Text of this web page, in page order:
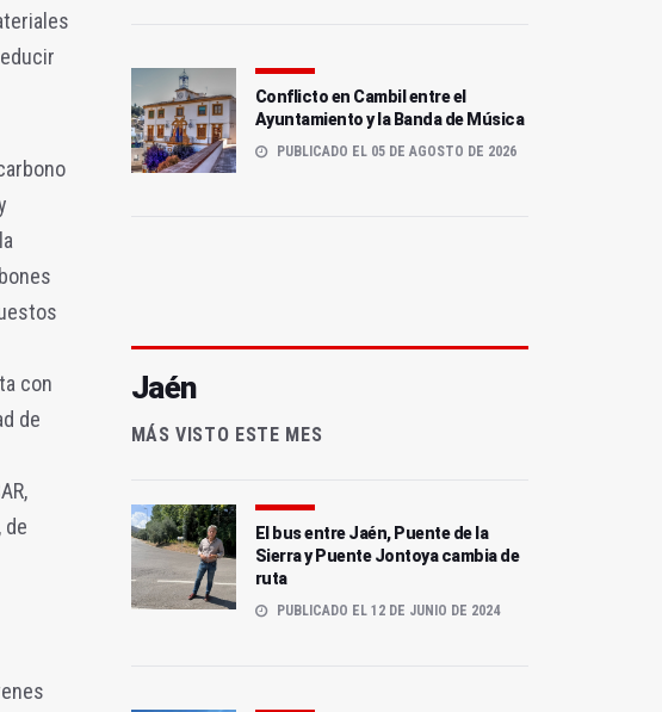
con
de
de
Conflicto en Cambil entre el
Ayuntamiento y la Banda de Música
PUBLICADO EL 05 DE AGOSTO DE 2026
Jaén
MÁS VISTO ESTE MES
El bus entre Jaén, Puente de la
Sierra y Puente Jontoya cambia de
ruta
PUBLICADO EL 12 DE JUNIO DE 2024